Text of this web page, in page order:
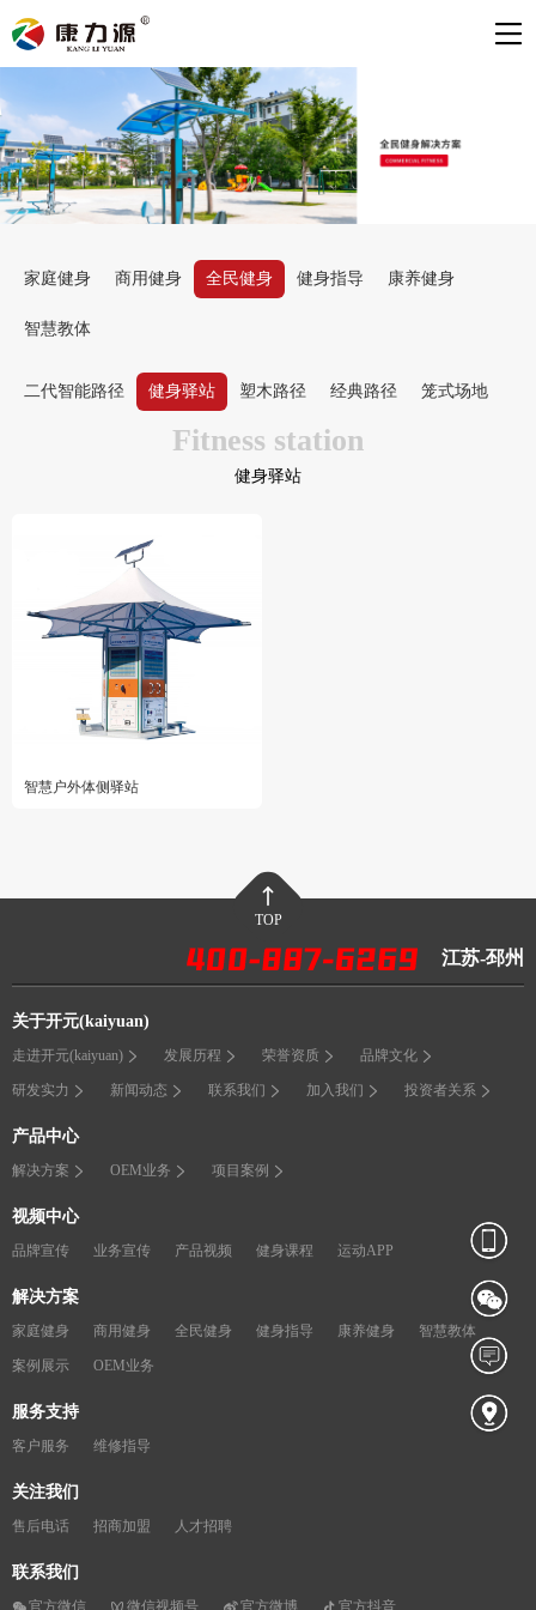
家庭健身 商用健身 全民健身 健身指导 康养健身
智慧教体
二代智能路径 健身驿站 塑木路径 经典路径 笼式场地
Fitness station
健身驿站
智慧户外体侧驿站
TOP
江苏-邳州
关于开元(kaiyuan)
走进开元(kaiyuan) 发展历程 荣誉资质 品牌文化
研发实力 新闻动态 联系我们 加入我们 投资者关系
产品中心
解决方案 OEM业务 项目案例
视频中心
品牌宣传 业务宣传 产品视频 健身课程 运动APP
解决方案
家庭健身 商用健身 全民健身 健身指导 康养健身 智慧教体
案例展示 OEM业务
服务支持
客户服务 维修指导
关注我们
售后电话 招商加盟 人才招聘
联系我们
官方微信 微信视频号 官方微博 官方抖音